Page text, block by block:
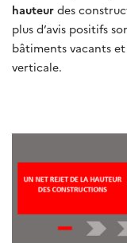
hauteur des
plus d’avis positifs
bâtiments vacants
verticale.